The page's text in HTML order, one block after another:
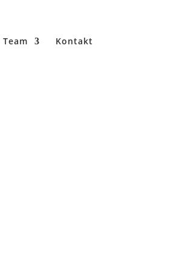
Team Kontakt